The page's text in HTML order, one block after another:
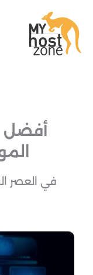
المحتوى
أفضل
في العصر